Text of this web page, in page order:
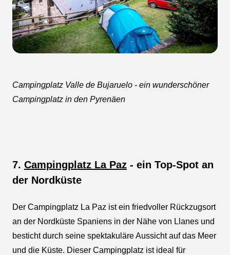
Campingplatz Valle de Bujaruelo - ein wunderschöner
Campingplatz in den Pyrenäen
7. Campingplatz La Paz - ein Top-Spot an
der Nordküste
Der Campingplatz La Paz ist ein friedvoller Rückzugsort
an der Nordküste Spaniens in der Nähe von Llanes und
besticht durch seine spektakuläre Aussicht auf das Meer
und die Küste. Dieser Campingplatz ist ideal für